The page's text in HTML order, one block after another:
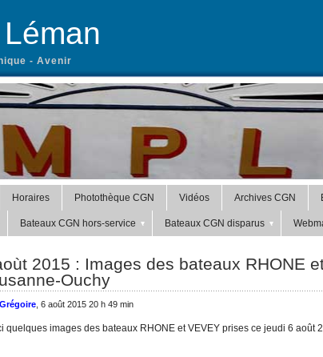
- Avenir
Horaires Photothèque CGN Vidéos Archives CGN
Bateaux CGN hors-service Bateaux CGN disparus
2015 : Images des bateaux RHONE
Ouchy
Grégoire , 6 août 2015 20 h 49 min
quelques images des bateaux RHONE et VEVEY prises ce jeudi 6 août